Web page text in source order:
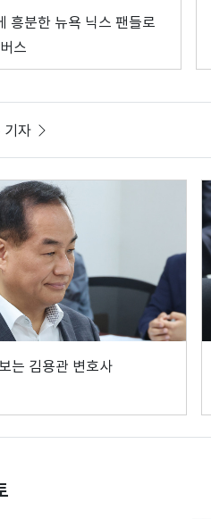
흥분한 뉴욕 닉스 팬들로
스
기자
는 김용관 변호사